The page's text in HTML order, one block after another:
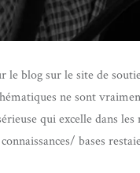
le blog sur le site de
ne sont
qui excelle dans
bases